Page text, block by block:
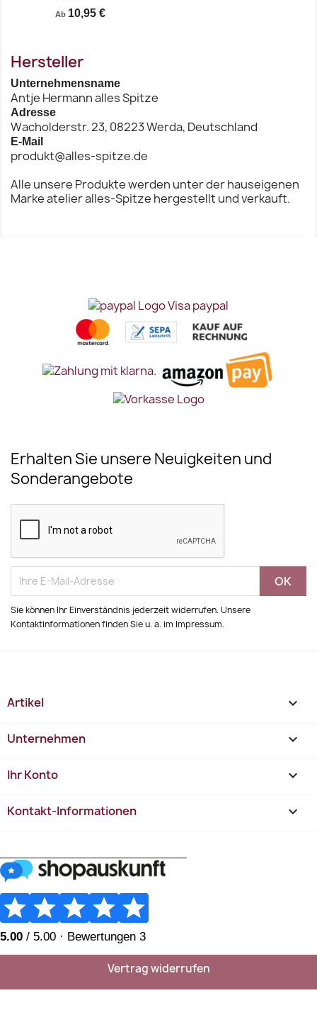
Vorschau
Ab 10,95 €
Hersteller
Unternehmensname
Antje Hermann alles Spitze
Adresse
Wacholderstr. 23, 08223 Werda, Deutschland
E-Mail
produkt@alles-spitze.de
Alle unsere Produkte werden unter der hauseigenen
Marke atelier alles-Spitze hergestellt und verkauft.
Erhalten Sie unsere Neuigkeiten und
Sonderangebote
Sie können Ihr Einverständnis jederzeit widerrufen. Unsere
Kontaktinformationen finden Sie u. a. im Impressum.
Artikel 
Unternehmen 
Ihr Konto 
Kontakt-Informationen keyboard_arrow_down
Vertrag widerrufen